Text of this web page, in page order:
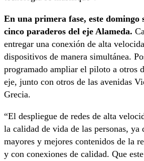
En una primera fase, este domingo
cinco paraderos del eje Alameda.
entregar una conexión de alta
dispositivos de manera simultánea.
programado ampliar el piloto a otros
eje, junto con otros de las avenidas
Grecia.
“El despliegue de redes de alta
la calidad de vida de las personas, ya
mayores y mejores contenidos de la
y con conexiones de calidad. Que